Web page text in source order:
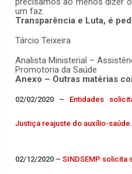
um faz.
Transparência e Luta, é
Tárcio Teixeira
Analista Ministerial –
Promotoria da Saúde
Anexo – Outras matérias
02/02/2020 – Entidades
Justiça reajuste do auxílio-saúde.
02/12/2020 – SINDSEMP solicita